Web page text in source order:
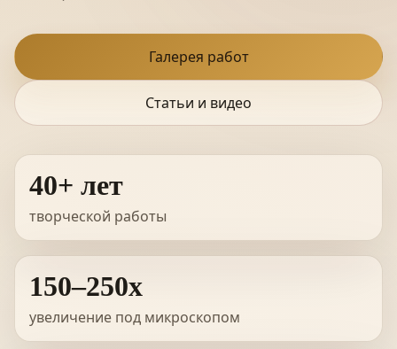
Галерея работ
Статьи и видео
40+ лет
творческой работы
150–250x
увеличение под микроскопом